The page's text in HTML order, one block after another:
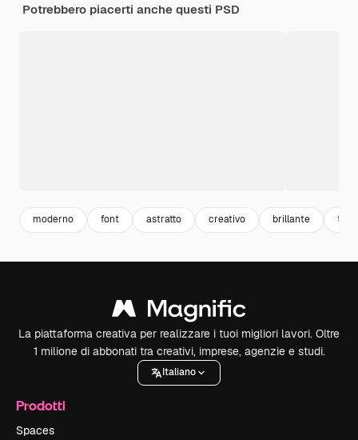
Potrebbero piacerti anche questi PSD
moderno font astratto creativo brillante
La piattaforma creativa per realizzare i tuoi migliori lavori. Oltre
1 milione di abbonati tra creativi, imprese, agenzie e studi.
Italiano
Prodotti
Spaces